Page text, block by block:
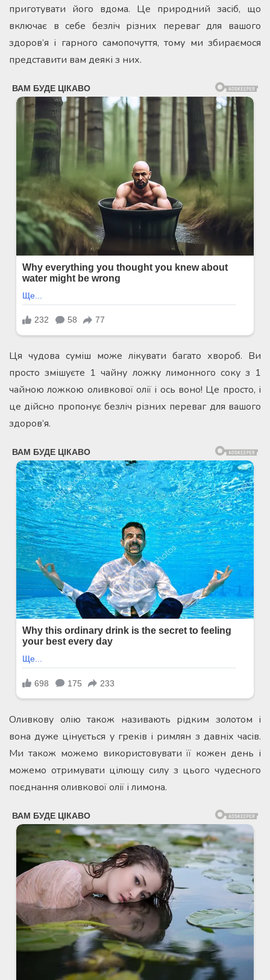
приготувати його вдома. Це природний засіб, що
включає в себе безліч різних переваг для вашого
здоров’я і гарного самопочуття, тому ми збираємося
представити вам деякі з них.
Ця чудова суміш може лікувати багато хвороб. Ви
просто змішуєте 1 чайну ложку лимонного соку з 1
чайною ложкою оливкової олії і ось воно! Це просто, і
це дійсно пропонує безліч різних переваг для вашого
здоров’я.
Оливкову олію також називають рідким золотом і
вона дуже цінується у греків і римлян з давніх часів.
Ми також можемо використовувати її кожен день і
можемо отримувати цілющу силу з цього чудесного
поєднання оливкової олії і лимона.